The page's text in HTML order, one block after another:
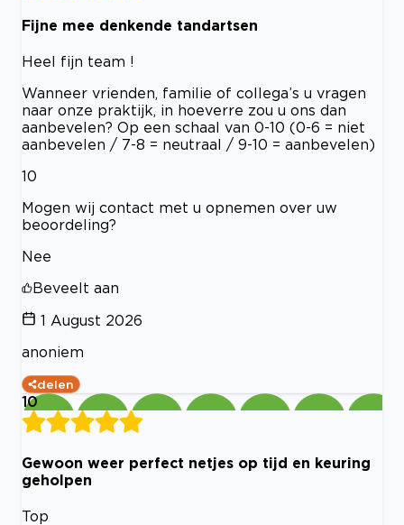
Fijne mee denkende tandartsen
Heel fijn team !
Wanneer vrienden, familie of collega’s u vragen
naar onze praktijk, in hoeverre zou u ons dan
aanbevelen? Op een schaal van 0-10 (0-6 = niet
aanbevelen / 7-8 = neutraal / 9-10 = aanbevelen)
10
Mogen wij contact met u opnemen over uw
beoordeling?
Nee
Beveelt aan
1 August 2026
anoniem
delen
10
Gewoon weer perfect netjes op tijd en keuring
geholpen
Top